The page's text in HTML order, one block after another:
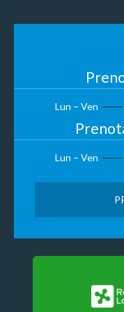
Lun – Ven
Lun – Ven